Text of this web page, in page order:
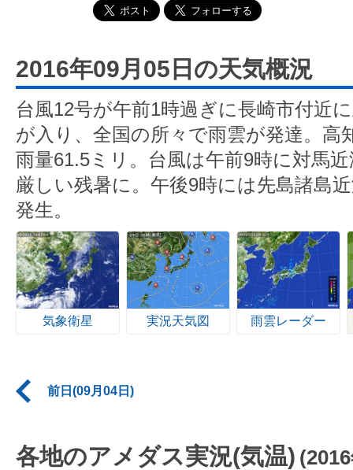
2016年09月05日の天気概況
台風12号が午前1時過ぎに長崎市付近
が入り、全国の所々で雨雲が発達。高
雨量61.5ミリ。台風は午前9時に対馬
厳しい残暑に。午後9時には先島諸島
発生。
気象衛星 実況天気図 雨雲レーダー
前日(09月04日)
各地のアメダス実況(気温)